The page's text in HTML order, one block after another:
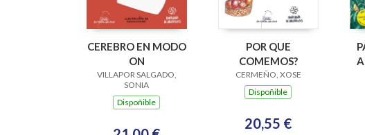
CEREBRO EN MODO
ON
VILLAPOR SALGADO,
SONIA
Dispoñible
POR QUE
COMEMOS?
CERMEÑO, XOSE
Dispoñible
20,55 €